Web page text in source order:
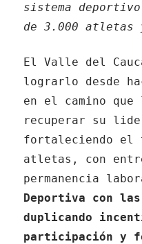
sistema deportivo
de 3.000 atletas
El Valle del
lograrlo desde
en el camino
recuperar su
fortaleciendo el
atletas, con
permanencia
Deportiva con
duplicando
participación y